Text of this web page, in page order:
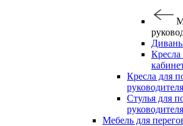
Кресла
Кресла для
руководителя
Стулья для
руководителя
Мебель для